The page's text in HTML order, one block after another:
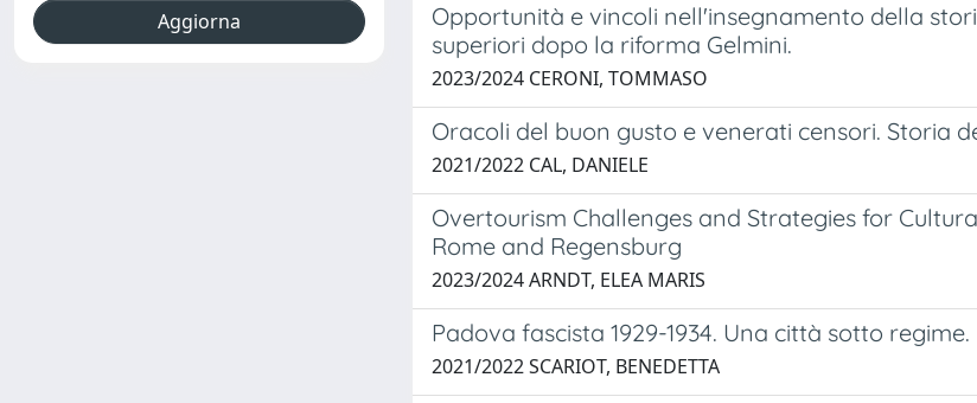
Opportunità e vincoli nell'insegnamento della
superiori dopo la riforma Gelmini.
2023/2024 CERONI, TOMMASO
Oracoli del buon gusto e venerati censori. Storia
2021/2022 CAL, DANIELE
Overtourism Challenges and Strategies for
Rome and Regensburg
2023/2024 ARNDT, ELEA MARIS
Padova fascista 1929-1934. Una città sotto regime.
2021/2022 SCARIOT, BENEDETTA